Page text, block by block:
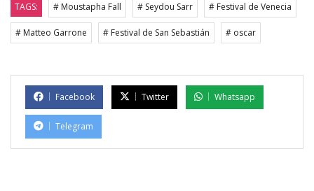
TAGS: # Moustapha Fall # Seydou Sarr # Festival de Venecia
# Matteo Garrone # Festival de San Sebastián # oscar
Facebook Twitter Whatsapp
Telegram